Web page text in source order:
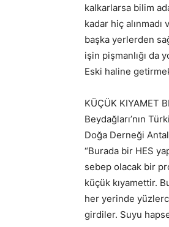
kalkarlarsa bilim
kadar hiç
başka yerlerden
işin pişmanlığı da
Eski haline
KÜÇÜK KIYAMET
Beydağları’nın
Doğa Derneği
“Burada bir HES
sebep olacak bir
küçük kıyamettir.
her yerinde
girdiler. Suyu